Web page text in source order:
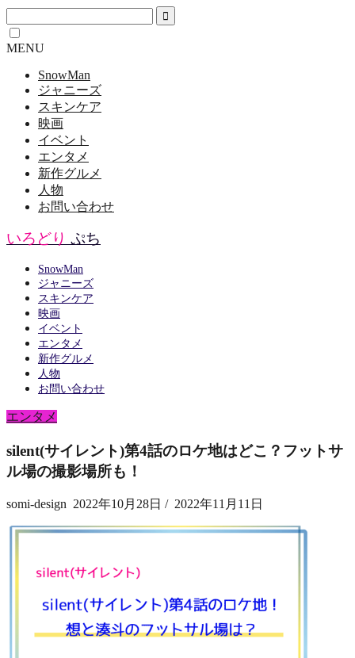
MENU
SnowMan
ジャニーズ
スキンケア
映画
イベント
エンタメ
新作グルメ
人物
お問い合わせ
いろどり ぷち
SnowMan
ジャニーズ
スキンケア
映画
イベント
エンタメ
新作グルメ
人物
お問い合わせ
エンタメ
silent(サイレント)第4話のロケ地はどこ？フットサ
ル場の撮影場所も！
somi-design 2022年10月28日 / 2022年11月11日